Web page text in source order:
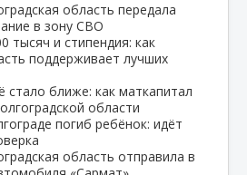
область передала
в зону СВО
тысяч и стипендия: как
поддерживает лучших
стало ближе: как маткапитал
области
погиб ребёнок: идёт
область отправила в